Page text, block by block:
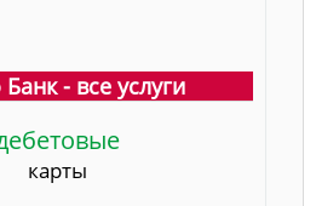
- все услуги
карты